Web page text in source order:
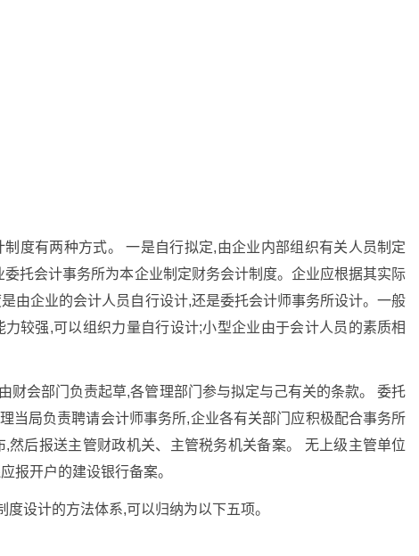
度有两种方式。 一是自行拟定,由企业内部组织有关人员制定
托会计事务所为本企业制定财务会计制度。企业应根据其实际
由企业的会计人员自行设计,还是委托会计师事务所设计。一般
较强,可以组织力量自行设计;小型企业由于会计人员的素质相
财会部门负责起草,各管理部门参与拟定与己有关的条款。 委托
当局负责聘请会计师事务所,企业各有关部门应积极配合事务所
然后报送主管财政机关、主管税务机关备案。 无上级主管单位
报开户的建设银行备案。
设计的方法体系,可以归纳为以下五项。